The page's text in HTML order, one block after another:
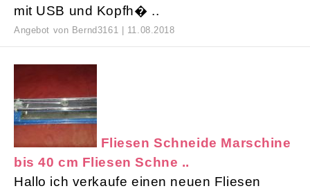
mit USB und Kopfh� ..
Angebot von Bernd3161 | 11.08.2018
Fliesen Schneide Marschine
bis 40 cm Fliesen Schne ..
Hallo ich verkaufe einen neuen Fliesen